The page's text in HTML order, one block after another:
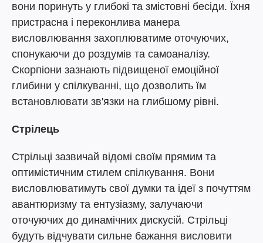
вони поринуть у глибокі та змістовні бесіди. Їхня
пристрасна і переконлива манера
висловлювання захоплюватиме оточуючих,
спонукаючи до роздумів та самоаналізу.
Скорпіони зазнають підвищеної емоційної
глибини у спілкуванні, що дозволить їм
встановлювати зв'язки на глибшому рівні.
Стрілець
Стрільці зазвичай відомі своїм прямим та
оптимістичним стилем спілкування. Вони
висловлюватимуть свої думки та ідеї з почуттям
авантюризму та ентузіазму, залучаючи
оточуючих до динамічних дискусій. Стрільці
будуть відчувати сильне бажання висловити